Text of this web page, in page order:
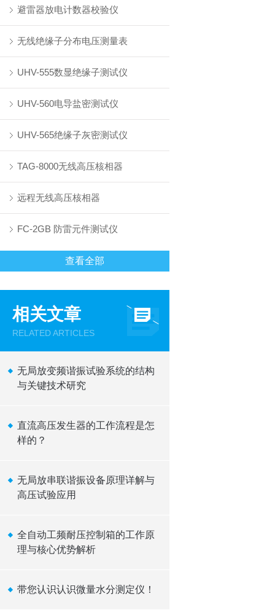
避雷器放电计数器校验仪
无线绝缘子分布电压测量表
UHV-555数显绝缘子测试仪
UHV-560电导盐密测试仪
UHV-565绝缘子灰密测试仪
TAG-8000无线高压核相器
远程无线高压核相器
FC-2GB 防雷元件测试仪
查看全部
相关文章
RELATED ARTICLES
无局放变频谐振试验系统的结构
与关键技术研究
直流高压发生器的工作流程是怎
样的？
无局放串联谐振设备原理详解与
高压试验应用
全自动工频耐压控制箱的工作原
理与核心优势解析
带您认识认识微量水分测定仪！